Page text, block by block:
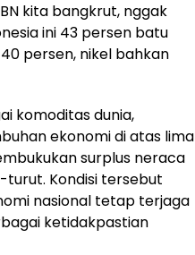
kita bangkrut, nggak
ini 43 persen batu
persen, nikel bahkan
komoditas dunia,
ekonomi di atas lima
surplus neraca
Kondisi tersebut
nasional tetap terjaga
ketidakpastian